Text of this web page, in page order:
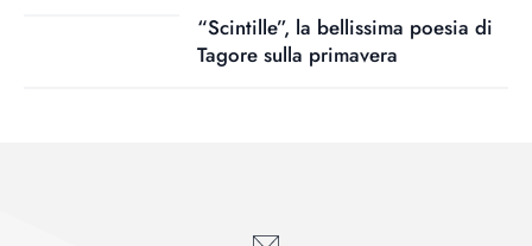
“Scintille”, la bellissima poesia di
Tagore sulla primavera